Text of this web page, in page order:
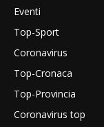
Eventi
Top-Sport
Coronavirus
Top-Cronaca
Top-Provincia
Coronavirus top